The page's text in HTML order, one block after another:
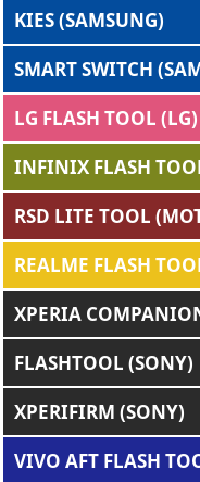
KIES (SAMSUNG)
SMART SWITCH
LG FLASH TOOL (LG)
INFINIX FLASH
RSD LITE TOOL
REALME FLASH
XPERIA
FLASHTOOL (SONY)
XPERIFIRM (SONY)
VIVO AFT FLASH